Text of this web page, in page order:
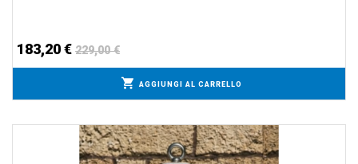
183,20 € 229,00 €
AGGIUNGI AL CARRELLO